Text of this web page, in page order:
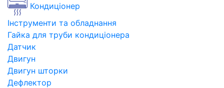
Кондиціонер
Інструменти та обладнання
Гайка для труби кондиціонера
Датчик
Двигун
Двигун шторки
Дефлектор